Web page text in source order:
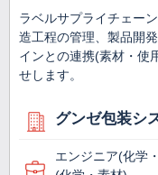
ラベルサプライチェー
造工程の管理、製品開
インとの連携(素材・使
せします。
グンゼ包装シ
エンジニア(化学